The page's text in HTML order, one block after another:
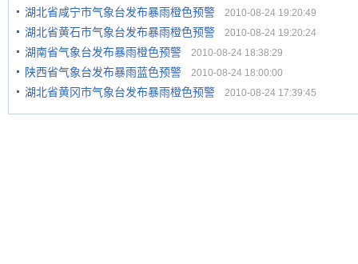
湖北省咸宁市气象台发布暴雨橙色预警 2010-08-24 19:20:49
湖北省黄石市气象台发布暴雨橙色预警 2010-08-24 19:20:24
湖南省气象台发布暴雨橙色预警 2010-08-24 18:38:29
陕西省气象台发布暴雨蓝色预警 2010-08-24 18:00:00
湖北省黄冈市气象台发布暴雨橙色预警 2010-08-24 17:39:45